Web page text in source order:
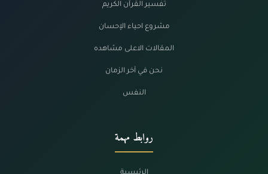
تفسير القرآن الكريم
مشروع احياء الإحسان
المقالات الاعلى مشاهده
نحن في آخر الزمان
النفس
روابط مهمة